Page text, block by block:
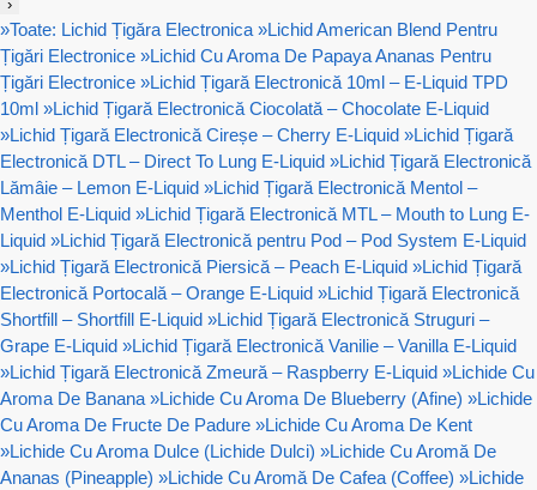
›
»Toate: Lichid Țigăra Electronica »Lichid American Blend Pentru
Țigări Electronice »Lichid Cu Aroma De Papaya Ananas Pentru
Țigări Electronice »Lichid Țigară Electronică 10ml – E-Liquid TPD
10ml »Lichid Țigară Electronică Ciocolată – Chocolate E-Liquid
»Lichid Țigară Electronică Cireșe – Cherry E-Liquid »Lichid Țigară
Electronică DTL – Direct To Lung E-Liquid »Lichid Țigară Electronică
Lămâie – Lemon E-Liquid »Lichid Țigară Electronică Mentol –
Menthol E-Liquid »Lichid Țigară Electronică MTL – Mouth to Lung E-
Liquid »Lichid Țigară Electronică pentru Pod – Pod System E-Liquid
»Lichid Țigară Electronică Piersică – Peach E-Liquid »Lichid Țigară
Electronică Portocală – Orange E-Liquid »Lichid Țigară Electronică
Shortfill – Shortfill E-Liquid »Lichid Țigară Electronică Struguri –
Grape E-Liquid »Lichid Țigară Electronică Vanilie – Vanilla E-Liquid
»Lichid Țigară Electronică Zmeură – Raspberry E-Liquid »Lichide Cu
Aroma De Banana »Lichide Cu Aroma De Blueberry (Afine) »Lichide
Cu Aroma De Fructe De Padure »Lichide Cu Aroma De Kent
»Lichide Cu Aroma Dulce (Lichide Dulci) »Lichide Cu Aromă De
Ananas (Pineapple) »Lichide Cu Aromă De Cafea (Coffee) »Lichide